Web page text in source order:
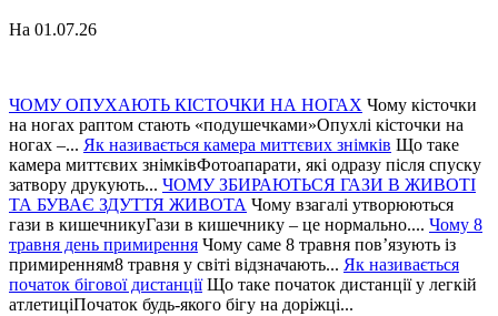
На 01.07.26
ЧОМУ ОПУХАЮТЬ КІСТОЧКИ НА НОГАХ Чому кісточки
на ногах раптом стають «подушечками»Опухлі кісточки на
ногах –... Як називається камера миттєвих знімків Що таке
камера миттєвих знімківФотоапарати, які одразу після спуску
затвору друкують... ЧОМУ ЗБИРАЮТЬСЯ ГАЗИ В ЖИВОТІ
ТА БУВАЄ ЗДУТТЯ ЖИВОТА Чому взагалі утворюються
гази в кишечникуГази в кишечнику – це нормально.... Чому 8
травня день примирення Чому саме 8 травня пов’язують із
примиренням8 травня у світі відзначають... Як називається
початок бігової дистанції Що таке початок дистанції у легкій
атлетиціПочаток будь-якого бігу на доріжці...